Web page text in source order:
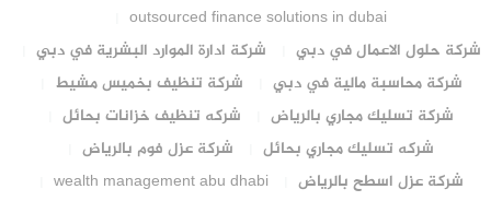
outsourced finance solutions in dubai
شركة حلول الاعمال في دبي
شركة ادارة الموارد البشرية في دبي
شركة محاسبة مالية في دبي
شركة تنظيف بخميس مشيط
شركة تسليك مجاري بالرياض
شركه تنظيف خزانات بحائل
شركه تسليك مجاري بحائل
شركة عزل فوم بالرياض
شركة عزل اسطح بالرياض
wealth management abu dhabi